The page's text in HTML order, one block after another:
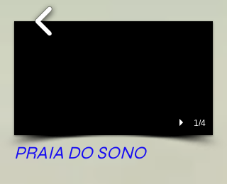
1/4
PRAIA DO SONO